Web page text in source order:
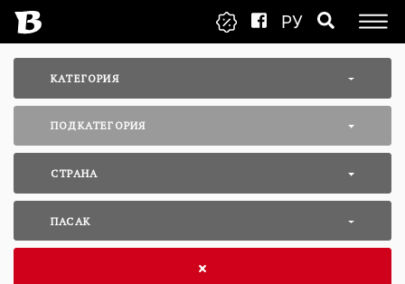
РУ
КАТЕГОРИЯ
ПОДКАТЕГОРИЯ
СТРАНА
ПАСАК